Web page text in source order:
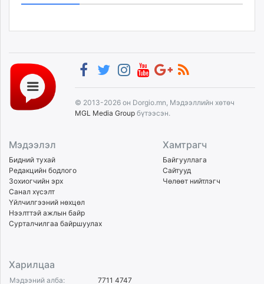
© 2013-2026 он Dorgio.mn, Мэдээллийн хөтөч
MGL Media Group бүтээсэн.
Мэдээлэл
Бидний тухай
Редакцийн бодлого
Зохиогчийн эрх
Санал хүсэлт
Үйлчилгээний нөхцөл
Нээлттэй ажлын байр
Сурталчилгаа байршуулах
Хамтрагч
Байгууллага
Сайтууд
Чөлөөт нийтлэгч
Харилцаа
Мэдээний алба: 7711 4747